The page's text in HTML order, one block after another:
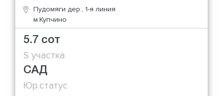
Пудомяги дер., 1-я линия
м.Купчино
5.7 сот
S участка
САД
Юр.статус